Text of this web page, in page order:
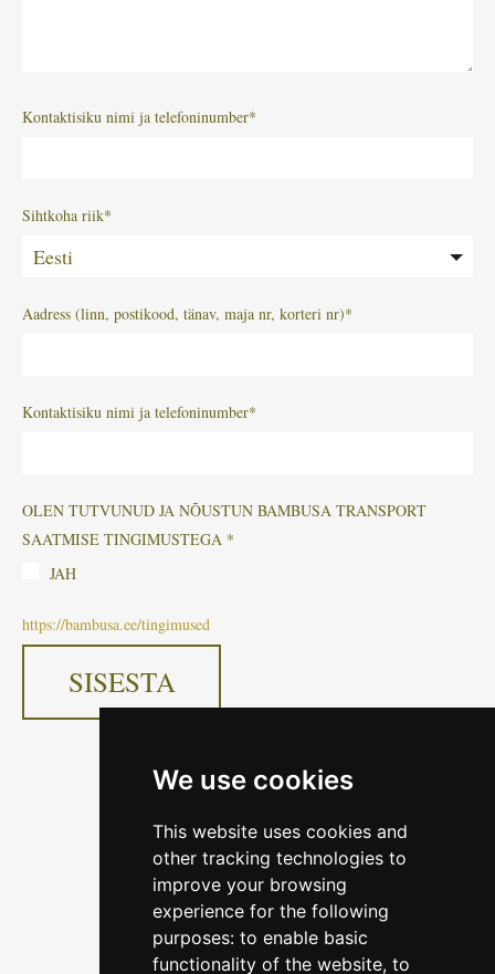
We use cookies
This website uses cookies and
other tracking technologies to
improve your browsing
experience for the following
purposes: to enable basic
functionality of the website, to
Kontaktisiku nimi ja telefoninumber
Sihtkoha riik
Eesti
Aadress (linn, postikood, tänav, maja nr, korteri nr)
Kontaktisiku nimi ja telefoninumber
OLEN TUTVUNUD JA NÕUSTUN BAMBUSA TRANSPORT
SAATMISE TINGIMUSTEGA
JAH
https://bambusa.ee/tingimused